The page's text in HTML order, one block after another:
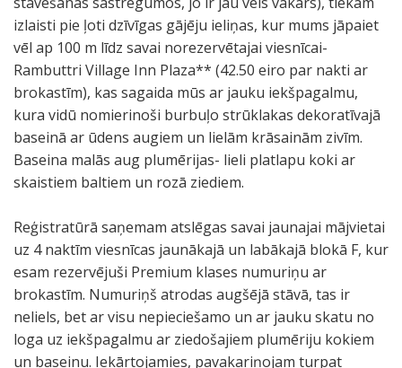
izlaisti pie ļoti dzīvīgas gājēju ieliņas, kur mums jāpaiet
vēl ap 100 m līdz savai norezervētajai viesnīcai-
Rambuttri Village Inn Plaza** (42.50 eiro par nakti ar
brokastīm), kas sagaida mūs ar jauku iekšpagalmu,
kura vidū nomierinoši burbuļo strūklakas dekoratīvajā
baseinā ar ūdens augiem un lielām krāsainām zivīm.
Baseina malās aug plumērijas- lieli platlapu koki ar
skaistiem baltiem un rozā ziediem.
Reģistratūrā saņemam atslēgas savai jaunajai mājvietai
uz 4 naktīm viesnīcas jaunākajā un labākajā blokā F, kur
esam rezervējuši Premium klases numuriņu ar
brokastīm. Numuriņš atrodas augšējā stāvā, tas ir
neliels, bet ar visu nepieciešamo un ar jauku skatu no
loga uz iekšpagalmu ar ziedošajiem plumēriju kokiem
un baseinu. Iekārtojamies, pavakariņojam turpat